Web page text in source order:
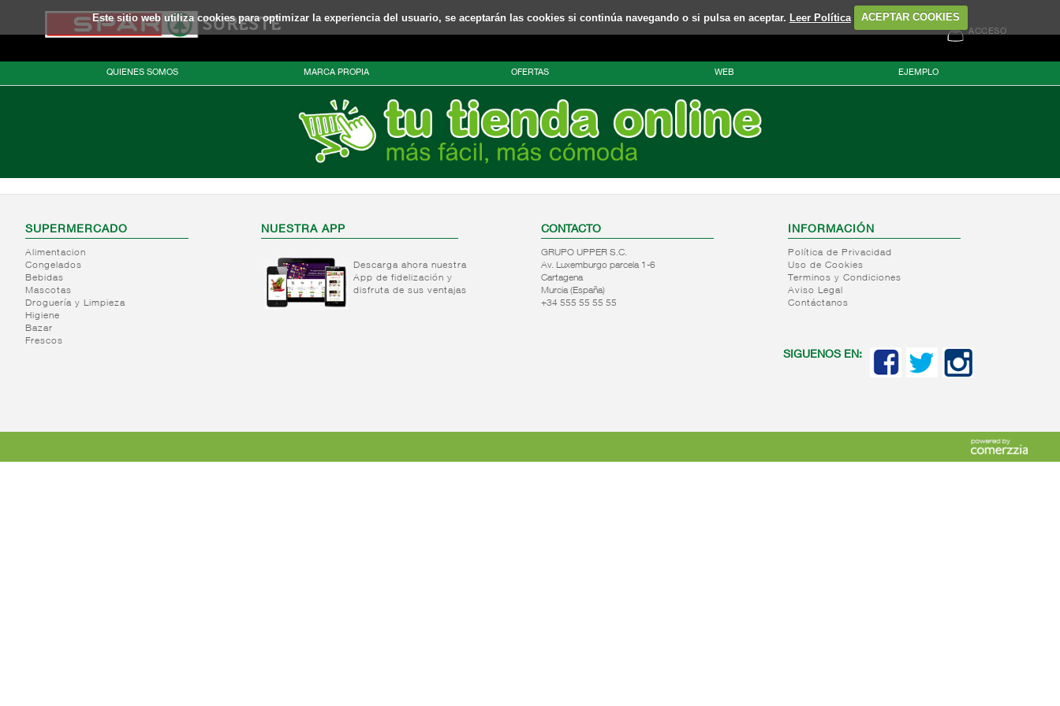
Este sitio web utiliza cookies para optimizar la experiencia del usuario, se aceptarán las cookies si continúa navegando o si pulsa en aceptar. Leer Política ACEPTAR COOKIES
ACCESO
QUIENES SOMOS MARCA PROPIA OFERTAS WEB EJEMPLO
SUPERMERCADO
Alimentacion
Congelados
Bebidas
Mascotas
Droguería y Limpieza
Higiene
Bazar
Frescos
NUESTRA APP
Descarga ahora nuestra
App de fidelización y
disfruta de sus ventajas
CONTACTO
GRUPO UPPER S.C.
Av. Luxemburgo parcela 1-6
Cartagena
Murcia (España)
+34 555 55 55 55
INFORMACIÓN
Política de Privacidad
Uso de Cookies
Terminos y Condiciones
Aviso Legal
Contáctanos
SIGUENOS EN: